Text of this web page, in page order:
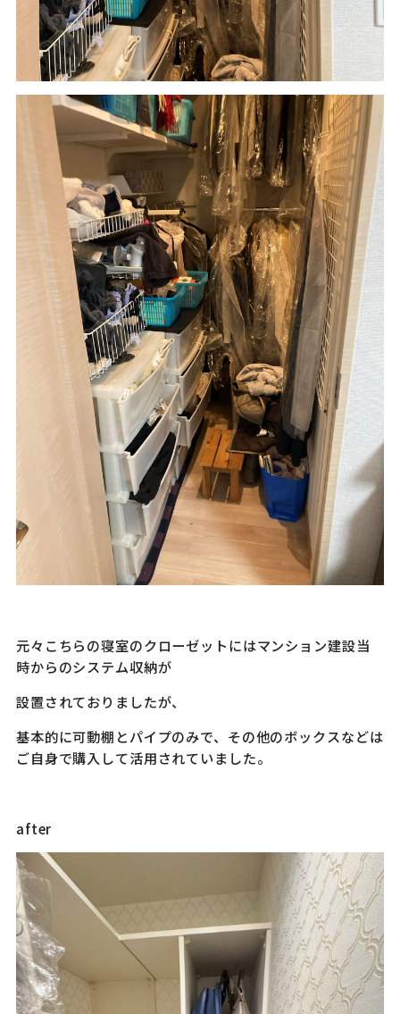
元々こちらの寝室のクローゼットにはマンション建設当
時からのシステム収納が
設置されておりましたが、
基本的に可動棚とパイプのみで、その他のボックスなどは
ご自身で購入して活用されていました。
after